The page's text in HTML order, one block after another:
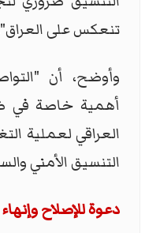
تنعكس على
وأوضح، أن
أهمية خاصة في
العراقي لعملية
التنسيق الأمني
دعوة للإصلاح